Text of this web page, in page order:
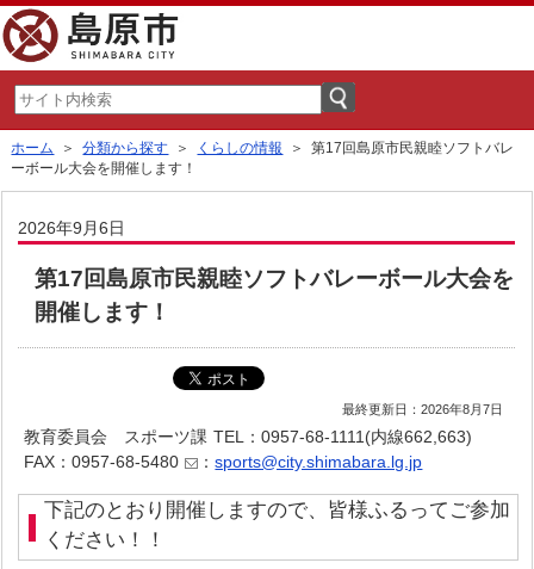
ホーム ＞分類から探す ＞ くらしの情報
＞ 第17回島原市民親睦ソフトバレ
ーボール大会を開催します！
2026年9月6日
第17回島原市民親睦ソフトバレーボール大会を
開催します！
最終更新日：2026年8月7日
教育委員会 スポーツ課 TEL：0957-68-1111(内線662,663)
FAX：0957-68-5480
：sports@city.shimabara.lg.jp
下記のとおり開催しますので、皆様ふるってご参加
ください！！